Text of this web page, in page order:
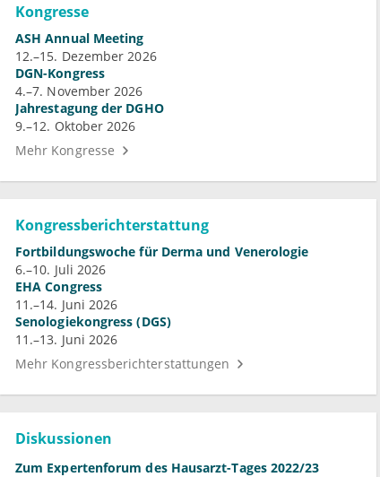
Kongresse
ASH Annual Meeting
12.–15. Dezember 2026
DGN-Kongress
4.–7. November 2026
Jahrestagung der DGHO
9.–12. Oktober 2026
Mehr Kongresse
Kongressberichterstattung
Fortbildungswoche für Derma und Venerologie
6.–10. Juli 2026
EHA Congress
11.–14. Juni 2026
Senologiekongress (DGS)
11.–13. Juni 2026
Mehr Kongressberichterstattungen
Diskussionen
Zum Expertenforum des Hausarzt-Tages 2022/23